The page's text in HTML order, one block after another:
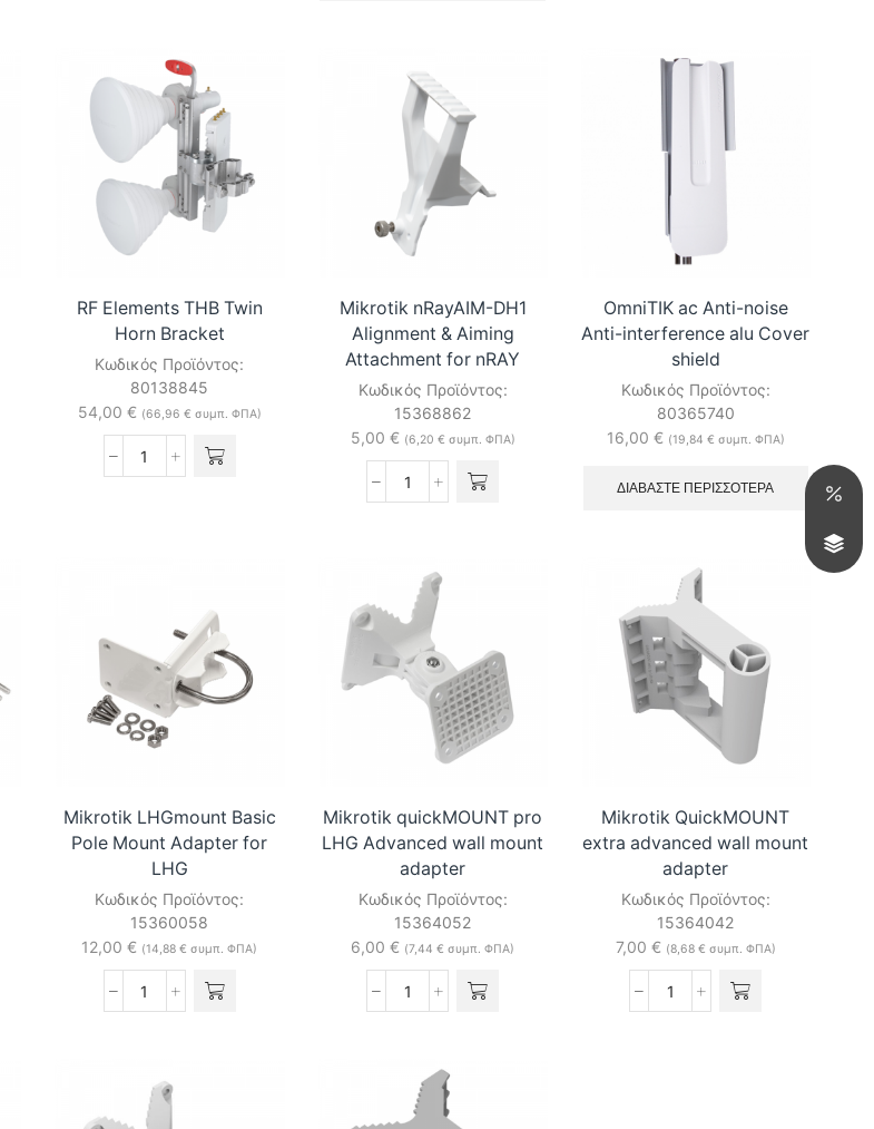
BaseBox
ποσότητα
ποσότητα
RF Elements THB Twin
Horn Bracket
Κωδικός Προϊόντος:
80138845
54,00 € (66,96 € συμπ. ΦΠΑ)
RF
Mikrotik nRayAIM-DH1
Alignment & Aiming
Attachment for nRAY
Κωδικός Προϊόντος:
15368862
5,00 € (6,20 € συμπ. ΦΠΑ)
Mikrotik
Aiming
Attachment
for
nRAY
ποσότητα
OmniTIK ac Anti-noise
Anti-interference alu Cover
shield
Κωδικός Προϊόντος:
80365740
16,00 € (19,84 € συμπ. ΦΠΑ)
ΔΙΑΒΆΣΤΕ ΠΕΡΙΣΣΌΤΕΡΑ
Mikrotik LHGmount Basic
Pole Mount Adapter for
LHG
Κωδικός Προϊόντος:
15360058
12,00€ (14,88€ συμπ. ΦΠΑ)
Mikrotik
Mount
Adapter
Mikrotik quickMOUNT pro
LHG Advanced wall mount
adapter
Κωδικός Προϊόντος:
15364052
6,00€ (7,44€ συμπ. ΦΠΑ)
Mikrotik
LHG
Advanced
wall
Mikrotik QuickMOUNT
extra advanced wall mount
adapter
Κωδικός Προϊόντος:
15364042
7,00 € (8,68 € συμπ. ΦΠΑ)
Mikrotik